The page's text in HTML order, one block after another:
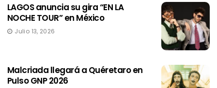
LAGOS anuncia su gira “EN LA
NOCHE TOUR” en México
Julio 13, 2026
Malcriada llegará a Quéretaro en
Pulso GNP 2026